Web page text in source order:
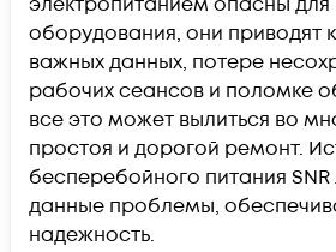
оборудования, они приводят
важных данных, потере
рабочих сеансов и поломке
все это может вылиться во
простоя и дорогой ремонт.
бесперебойного питания
данные проблемы,
надежность.